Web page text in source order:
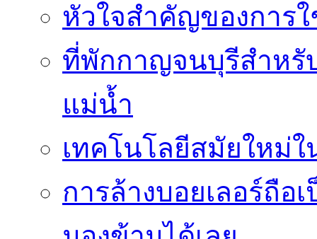
หัวใจสำคัญของการ
ที่พักกาญจนบุรีสำหรั
แม่น้ำ
เทคโนโลยีสมัยใหม่ใน
การล้างบอยเลอร์ถื